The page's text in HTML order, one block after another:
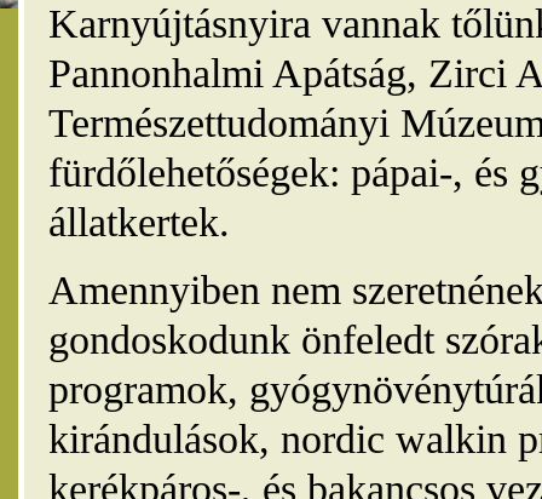
Karnyújtásnyira vannak
Pannonhalmi Apátság, Zirci
Természettudományi
fürdőlehetőségek: pápai-, és
állatkertek.
Amennyiben nem
gondoskodunk önfeledt
programok,
kirándulások, nordic walkin
kerékpáros-, és bakancsos